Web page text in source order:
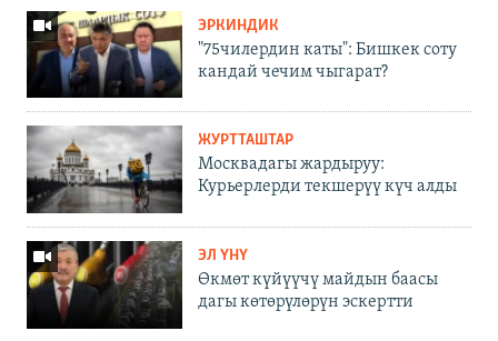
ЭРКИНДИК
"75чилердин каты": Бишкек соту
кандай чечим чыгарат?
ЖУРТТАШТАР
Москвадагы жардыруу:
Курьерлерди текшерүү күч алды
ЭЛ ҮНҮ
Өкмөт күйүүчү майдын баасы
дагы көтөрүлөрүн эскертти